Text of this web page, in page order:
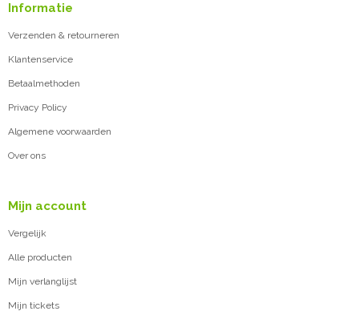
Informatie
Verzenden & retourneren
Klantenservice
Betaalmethoden
Privacy Policy
Algemene voorwaarden
Over ons
Mijn account
Vergelijk
Alle producten
Mijn verlanglijst
Mijn tickets